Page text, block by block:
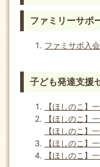
ファミリーサポ
ファミサポ入
子ども発達支援
【ほしのこ】
【ほしのこ】
【ほしのこ】
【ほしのこ】
【ほしのこ】